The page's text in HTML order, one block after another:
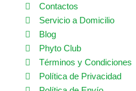
Contactos
Servicio a Domicilio
Blog
Phyto Club
Términos y Condiciones
Política de Privacidad